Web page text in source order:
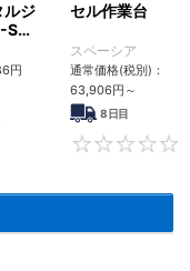
ルジ
S-
円
0
セル作業台
スペーシア
通常価格(税別)：
63,906円 ～
8日目